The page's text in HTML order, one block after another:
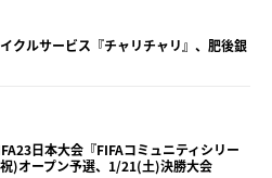
クルサービス『チャリチャリ』、肥後銀
日本大会『FIFAコミュニティシリー
)オープン予選、1/21(土)決勝大会